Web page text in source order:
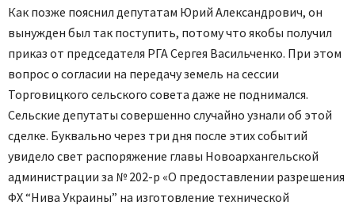
Как позже пояснил депутатам Юрий Александрович, он
вынужден был так поступить, потому что якобы получил
приказ от председателя РГА Сергея Васильченко. При этом
вопрос о согласии на передачу земель на сессии
Торговицкого сельского совета даже не поднимался.
Сельские депутаты совершенно случайно узнали об этой
сделке. Буквально через три дня после этих событий
увидело свет распоряжение главы Новоархангельской
администрации за № 202-р «О предоставлении разрешения
ФХ “Нива Украины” на изготовление технической